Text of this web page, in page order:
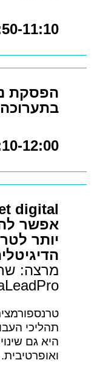
11:10
הפסקת
בתערוכה
12:00
אפשר
יותר
מרצה:
תהליכי
היא גם
ואופרטיבית.